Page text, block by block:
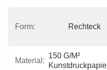
Form: Rechteck
Material:
150 G/m²